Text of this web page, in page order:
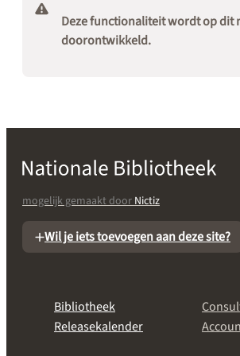
Deze functionaliteit wordt op dit
doorontwikkeld.
mogelijk gemaakt doorNictiz
Wil je iets toevoegen aan deze site?
Bibliotheek
Releasekalender